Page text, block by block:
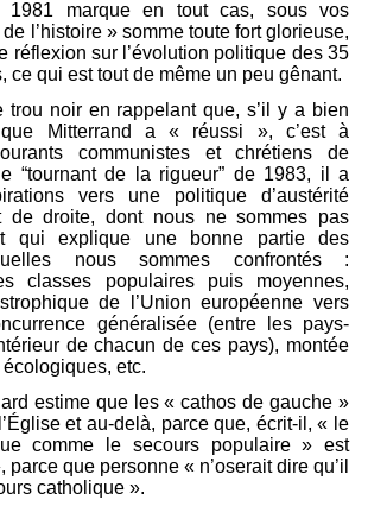
1981 marque en tout cas, sous vos
l’histoire » somme toute fort glorieuse,
réflexion sur l’évolution politique des 35
ce qui est tout de même un peu gênant.
trou noir en rappelant que, s’il y a bien
Mitterrand a « réussi », c’est à
communistes et chrétiens de
“tournant de la rigueur” de 1983, il a
vers une politique d’austérité
de droite, dont nous ne sommes pas
qui explique une bonne partie des
nous sommes confrontés :
classes populaires puis moyennes,
de l’Union européenne vers
généralisée (entre les pays-
de chacun de ces pays), montée
etc.
estime que les « cathos de gauche »
et au-delà, parce que, écrit-il, « le
comme le secours populaire » est
que personne « n’oserait dire qu’il
catholique ».